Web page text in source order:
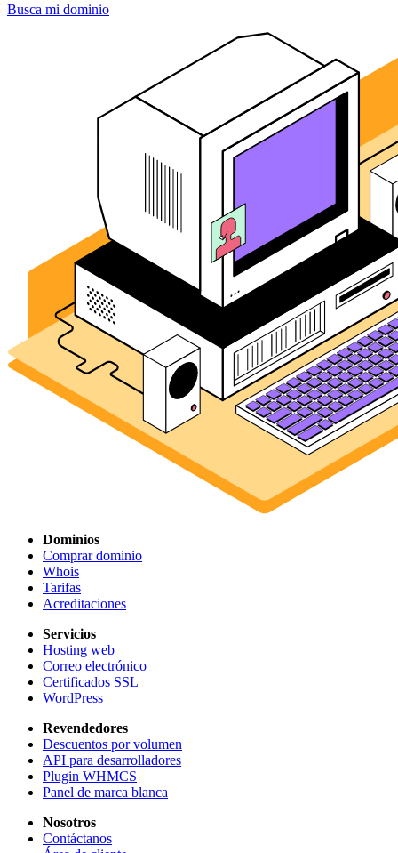
Busca mi dominio
Dominios
Comprar dominio
Whois
Tarifas
Acreditaciones
Servicios
Hosting web
Correo electrónico
Certificados SSL
WordPress
Revendedores
Descuentos por volumen
API para desarrolladores
Plugin WHMCS
Panel de marca blanca
Nosotros
Contáctanos